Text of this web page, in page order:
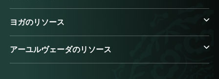
ヨガのリソース
アーユルヴェーダのリソース